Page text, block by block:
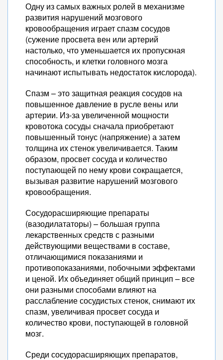
Одну из самых важных ролей в механизме
развития нарушений мозгового
кровообращения играет спазм сосудов
(сужение просвета вен или артерий
настолько, что уменьшается их пропускная
способность, и клетки головного мозга
начинают испытывать недостаток кислорода).
Спазм – это защитная реакция сосудов на
повышенное давление в русле вены или
артерии. Из-за увеличенной мощности
кровотока сосуды сначала приобретают
повышенный тонус (напряжение) а затем
толщина их стенок увеличивается. Таким
образом, просвет сосуда и количество
поступающей по нему крови сокращается,
вызывая развитие нарушений мозгового
кровообращения.
Сосудорасширяющие препараты
(вазодилататоры) – большая группа
лекарственных средств с разными
действующими веществами в составе,
отличающимися показаниями и
противопоказаниями, побочными эффектами
и ценой. Их объединяет общий принцип – все
они разными способами влияют на
расслабление сосудистых стенок, снимают их
спазм, увеличивая просвет сосуда и
количество крови, поступающей в головной
мозг.
Среди сосудорасширяющих препаратов,